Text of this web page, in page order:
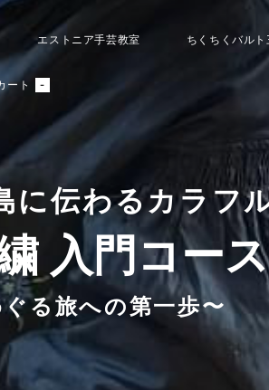
エストニア手芸教室 ちくちくバル
ート -
に伝わるカラフ
入門コース
る旅への第一歩〜